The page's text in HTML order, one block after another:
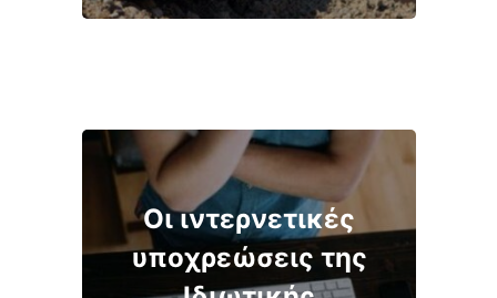
Οι ιντερνετικές
υποχρεώσεις της